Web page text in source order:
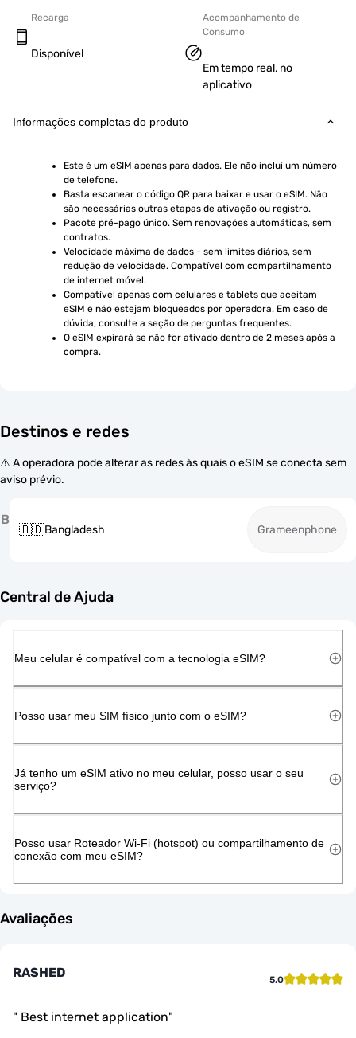
Recarga
Disponível
Acompanhamento de
Consumo
Em tempo real, no
aplicativo
Informações completas do produto
Este é um eSIM apenas para dados. Ele não inclui um número
de telefone.
Basta escanear o código QR para baixar e usar o eSIM. Não
são necessárias outras etapas de ativação ou registro.
Pacote pré-pago único. Sem renovações automáticas, sem
contratos.
Velocidade máxima de dados - sem limites diários, sem
redução de velocidade. Compatível com compartilhamento
de internet móvel.
Compatível apenas com celulares e tablets que aceitam
eSIM e não estejam bloqueados por operadora. Em caso de
dúvida, consulte a seção de perguntas frequentes.
O eSIM expirará se não for ativado dentro de 2 meses após a
compra.
Destinos e redes
⚠️ A operadora pode alterar as redes às quais o eSIM se conecta sem
aviso prévio.
B
🇧🇩Bangladesh Grameenphone
Central de Ajuda
Meu celular é compatível com a tecnologia eSIM?
Posso usar meu SIM físico junto com o eSIM?
Já tenho um eSIM ativo no meu celular, posso usar o seu
serviço?
Posso usar Roteador Wi-Fi (hotspot) ou compartilhamento de
conexão com meu eSIM?
Avaliações
RASHED 5.0
" Best internet application"